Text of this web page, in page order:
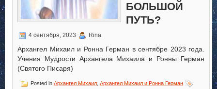
БОЛЬШОЙ
ПУТЬ?
4 сентября, 2023 Rina
Архангел Михаил и Ронна Герман в сентябре 2023 года.
Учения Мудрости Архангела Михаила и Ронны Герман
(Святого Писаря)
Posted in Архангел Михаил Архангел Михаил и Ронна Герман